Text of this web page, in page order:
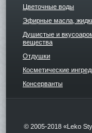
Цветочные воды
Эфирные масла,
Душистые и
вещества
Отдушки
Косметические
Консерванты
© 2005-2018 «Leko